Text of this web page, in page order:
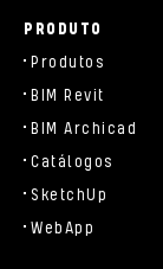
PRODUTO
Produtos
BIM Revit
BIM Archicad
Catálogos
SketchUp
WebApp